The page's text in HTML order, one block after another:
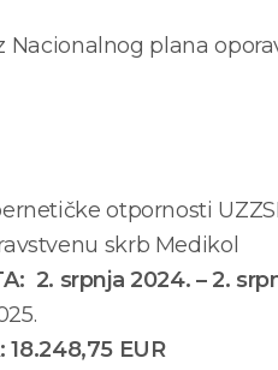
plana
otpornosti
skrb Medikol
2. srpnja 2024. – 2.
18.248,75 EUR